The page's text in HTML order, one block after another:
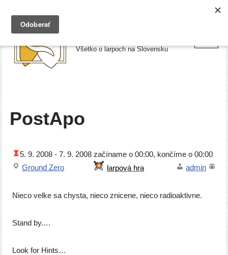
Preskočiť
Všetko o larpoch na Slovensku
PostApo
5. 9. 2008 -7. 9. 2008 začí­na­me o 00:00, kon­čí­me o 00:00
Ground Zero
admin
Nieco vel­ke sa chys­ta, nie­co zni­ce­ne, nie­co radioaktivne.
Stand by.…
Look for Hints…